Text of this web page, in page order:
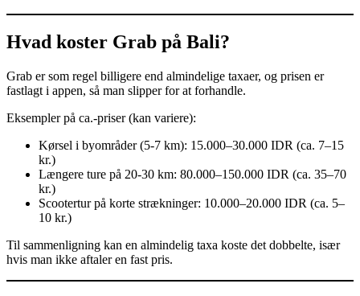
Hvad koster Grab på Bali?
Grab er som regel billigere end almindelige taxaer, og prisen er
fastlagt i appen, så man slipper for at forhandle.
Eksempler på ca.-priser (kan variere):
Kørsel i byområder (5-7 km): 15.000–30.000 IDR (ca. 7–15
kr.)
Længere ture på 20-30 km: 80.000–150.000 IDR (ca. 35–70
kr.)
Scootertur på korte strækninger: 10.000–20.000 IDR (ca. 5–
10 kr.)
Til sammenligning kan en almindelig taxa koste det dobbelte, især
hvis man ikke aftaler en fast pris.